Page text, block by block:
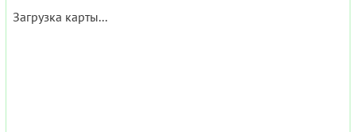
Загрузка карты...